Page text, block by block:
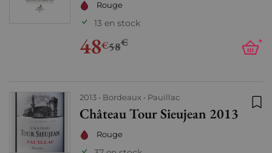
Rouge
13 en stock
48€58€ +
2013 Bordeaux Pauillac
Château Tour Sieujean 2013
Rouge